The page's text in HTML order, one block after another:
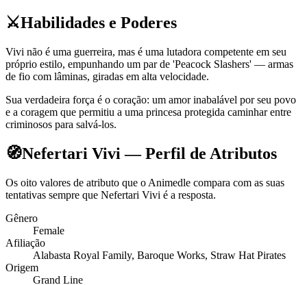
⚔️Habilidades e Poderes
Vivi não é uma guerreira, mas é uma lutadora competente em seu
próprio estilo, empunhando um par de 'Peacock Slashers' — armas
de fio com lâminas, giradas em alta velocidade.
Sua verdadeira força é o coração: um amor inabalável por seu povo
e a coragem que permitiu a uma princesa protegida caminhar entre
criminosos para salvá-los.
🧭Nefertari Vivi — Perfil de Atributos
Os oito valores de atributo que o Animedle compara com as suas
tentativas sempre que Nefertari Vivi é a resposta.
Gênero
Female
Afiliação
Alabasta Royal Family, Baroque Works, Straw Hat Pirates
Origem
Grand Line